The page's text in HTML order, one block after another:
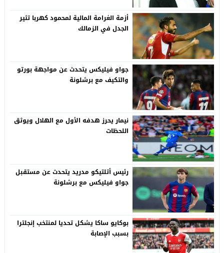
أزمة الغرامة المالية لمحمود كهربا تثير
الجدل في الزمالك
جواو فيليكس يتحدث عن مواجهة بورتو
والتكيف مع برشلونة
نيمار يحرز هدفه الأول مع الهلال ويوثق
اللحظات
رئيس أتلتيكو مدريد يتحدث عن مستقبل
جواو فيليكس مع برشلونة
بوكايو ساكا يشكل تحديا لمنتخب إنجلترا
بسبب الإصابة